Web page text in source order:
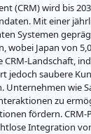
(CRM) wird bis
Mit einer
Systemen
wobei Japan von
Landschaft,
jedoch saubere
Unternehmen wie
zu
fördern.
Integration